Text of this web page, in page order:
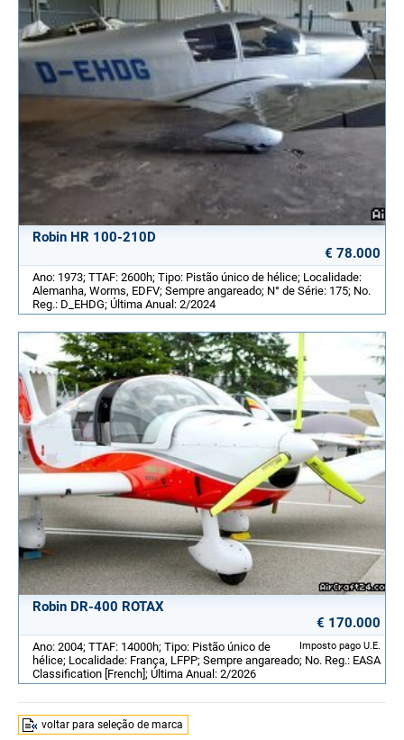
Robin HR 100-210D
€ 78.000
Ano: 1973; TTAF: 2600h; Tipo: Pistão único de hélice; Localidade:
Alemanha, Worms, EDFV; Sempre angareado; N° de Série: 175; No.
Reg.: D_EHDG; Última Anual: 2/2024
Robin DR-400 ROTAX
€ 170.000
Imposto pago U.E.
Ano: 2004; TTAF: 14000h; Tipo: Pistão único de
hélice; Localidade: França, LFPP; Sempre angareado; No. Reg.: EASA
Classification [French]; Última Anual: 2/2026
voltar para seleção de marca